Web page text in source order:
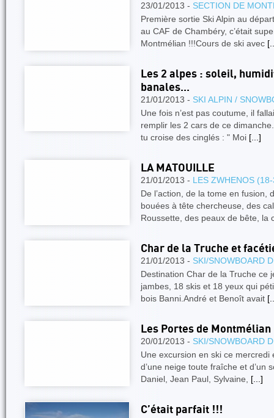
23/01/2013 - SECTION DE
Première sortie Ski Alpin au
au CAF de Chambéry, c’était
Montmélian !!!Cours de ski avec
Les 2 alpes : soleil,
banales...
21/01/2013 - SKI ALPIN /
Une fois n’est pas coutume, il
remplir les 2 cars de ce
tu croise des cinglés : " Moi [...]
LA MATOUILLE
21/01/2013 - LES ZWHENOS
De l’action, de la tome en fusion,
bouées à tête chercheuse, des
Roussette, des peaux de bête, la
Char de la Truche et
21/01/2013 - SKI/SNOWBOARD
Destination Char de la Truche ce
jambes, 18 skis et 18 yeux qui
bois Banni.André et Benoît avait
Les Portes de Montmélian
20/01/2013 - SKI/SNOWBOARD
Une excursion en ski ce
d’une neige toute fraîche et d’un
Daniel, Jean Paul, Sylvaine, [...]
C’était parfait !!!